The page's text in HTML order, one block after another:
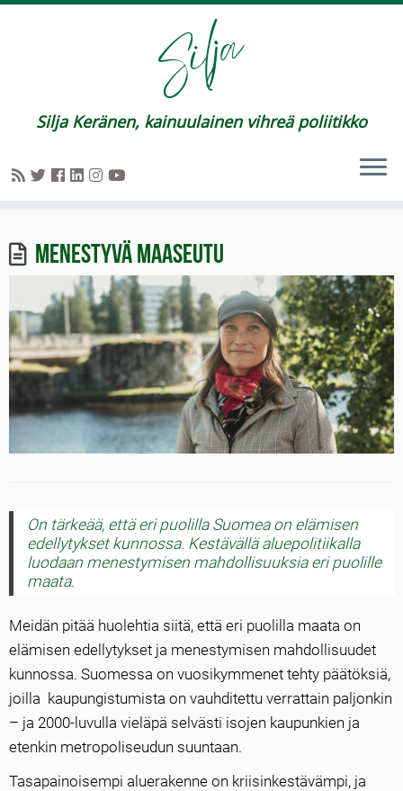
Silja Keränen, kainuulainen vihreä poliitikko
Menestyvä maaseutu
On tärkeää, että eri puolilla Suomea on elämisen
edellytykset kunnossa. Kestävällä aluepolitiikalla
luodaan menestymisen mahdollisuuksia eri puolille
maata.
Meidän pitää huolehtia siitä, että eri puolilla maata on
elämisen edellytykset ja menestymisen mahdollisuudet
kunnossa. Suomessa on vuosikymmenet tehty päätöksiä,
joilla kaupungistumista on vauhditettu verrattain paljonkin
– ja 2000-luvulla vieläpä selvästi isojen kaupunkien ja
etenkin metropoliseudun suuntaan.
Tasapainoisempi aluerakenne on kriisinkestävämpi, ja